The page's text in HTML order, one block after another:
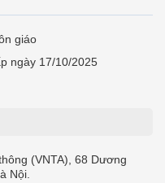
giáo
ngày 17/10/2025
(VNTA), 68 Dương
Nội.